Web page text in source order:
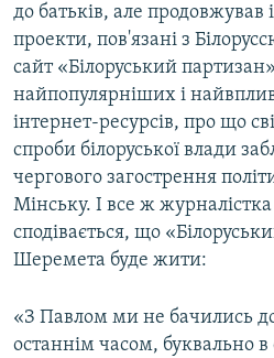
до батьків, але продовжував
проекти, пов'язані з
сайт «Білоруський
найпопулярніших і
інтернет-ресурсів, про що
спроби білоруської влади
чергового загострення
Мінську. І все ж журналістка
сподівається, що
Шеремета буде жити:
«З Павлом ми не бачились
останнім часом, буквально в